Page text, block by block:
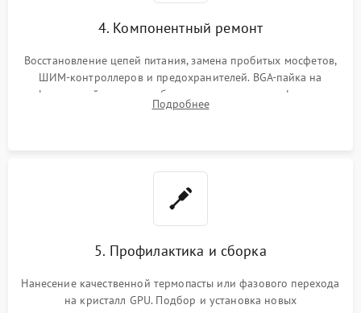
4. Компонентный ремонт
Восстановление цепей питания, замена пробитых мосфетов,
ШИМ-контроллеров и предохранителей. BGA-пайка на
инфракрасной станции реболлинг или замена графического
чипа и дефектной памяти GDDR. Прошивка BIOS
Подробнее
5. Профилактика и сборка
Нанесение качественной термопасты или фазового перехода
на кристалл GPU. Подбор и установка новых